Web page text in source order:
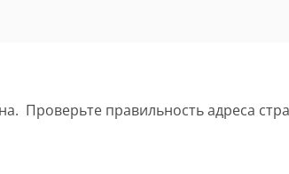
Проверьте правильность адреса